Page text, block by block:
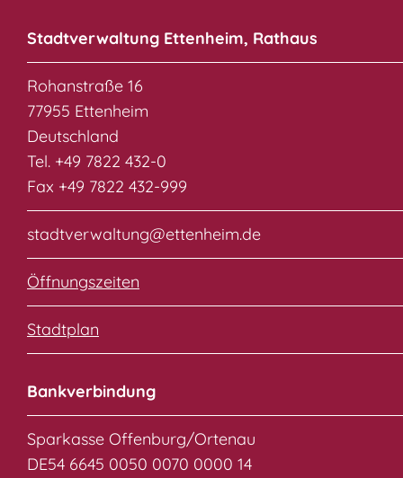
Stadtverwaltung Ettenheim, Rathaus
Rohanstraße 16
77955 Ettenheim
Deutschland
Tel. +49 7822 432-0
Fax +49 7822 432-999
stadtverwaltung@ettenheim.de
Öffnungszeiten
Stadtplan
Bankverbindung
Sparkasse Offenburg/Ortenau
DE54 6645 0050 0070 0000 14